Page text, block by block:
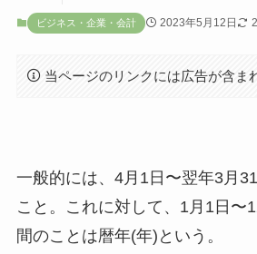
ビジネス・企業・会計 2023年5月12日
当ページのリンクには広告が含ま
一般的には、4月1日〜翌年3月
こと。これに対して、1月1日〜
間のことは暦年(年)という。